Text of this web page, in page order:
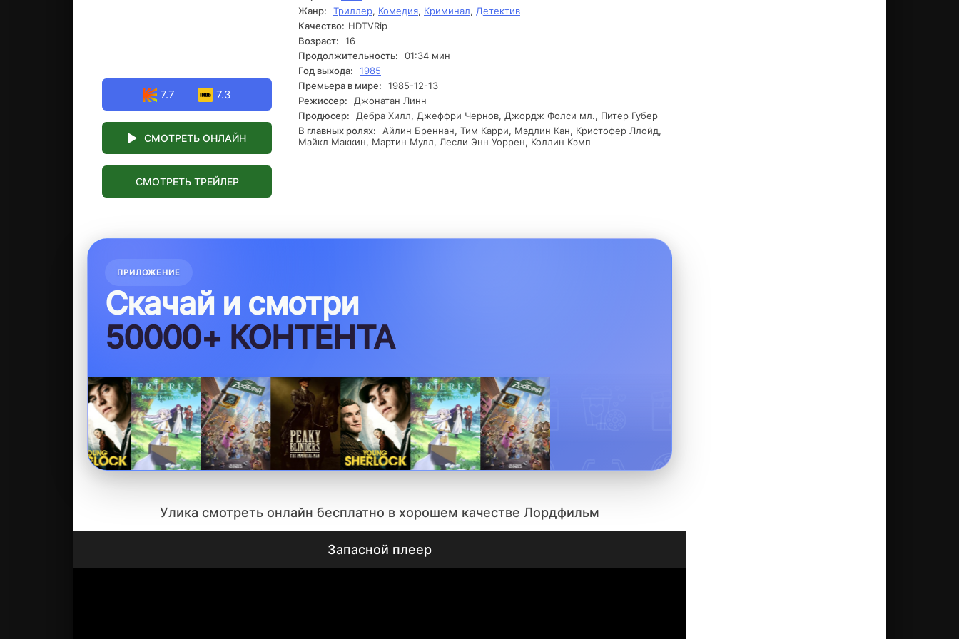
7.7 7.3
СМОТРЕТЬ ОНЛАЙН
СМОТРЕТЬ ТРЕЙЛЕР
Жанр:
Триллер, Комедия, Криминал, Детектив
Качество: HDTVRip
Возраст:
16
Продолжительность:
01:34 мин
Год выхода:
1985
Премьера в мире:
1985-12-13
Режиссер:
Джонатан Линн
Продюсер:
Дебра Хилл, Джеффри Чернов, Джордж Фолси мл., Питер Губер
В главных ролях:
Айлин Бреннан, Тим Карри, Мэдлин Кан, Кристофер Ллойд,
Майкл Маккин, Мартин Мулл, Лесли Энн Уоррен, Коллин Кэмп
ПРИЛОЖЕНИЕ
Скачай и смотри
БЕЗ VPN
Улика смотреть онлайн бесплатно в хорошем качестве Лордфильм
Запасной плеер